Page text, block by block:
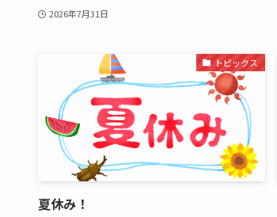
2026年7月31日
トピックス
夏休み！